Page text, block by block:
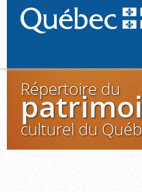
Répertoire du
culturel du